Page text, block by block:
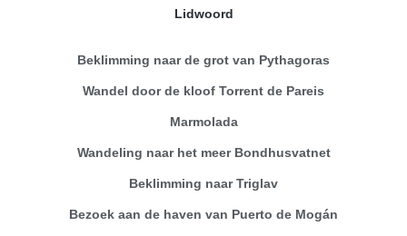
Lidwoord
Beklimming naar de grot van Pythagoras
Wandel door de kloof Torrent de Pareis
Marmolada
Wandeling naar het meer Bondhusvatnet
Beklimming naar Triglav
Bezoek aan de haven van Puerto de Mogán